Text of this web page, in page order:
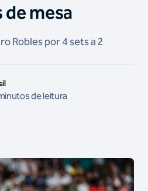
mesa
Robles por 4 sets a 2
de leitura